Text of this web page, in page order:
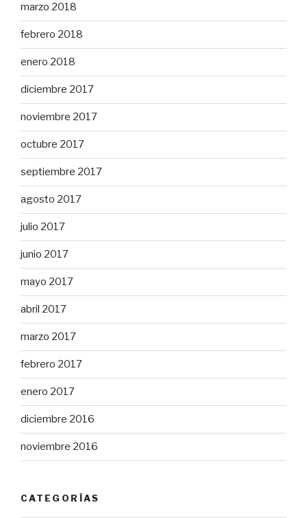
marzo 2018
febrero 2018
enero 2018
diciembre 2017
noviembre 2017
octubre 2017
septiembre 2017
agosto 2017
julio 2017
junio 2017
mayo 2017
abril 2017
marzo 2017
febrero 2017
enero 2017
diciembre 2016
noviembre 2016
CATEGORÍAS